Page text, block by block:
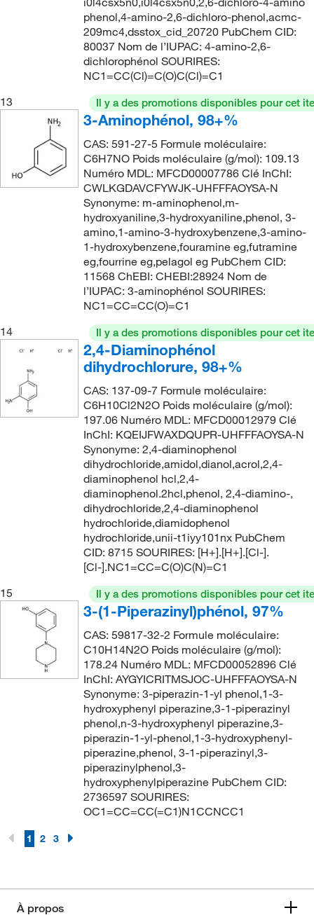
phenol,4-amino-2,6-dichloro-phenol,acmc-
209mc4,dsstox_cid_20720 PubChem CID:
80037 Nom de l’IUPAC: 4-amino-2,6-
dichlorophénol SOURIRES:
NC1=CC(Cl)=C(O)C(Cl)=C1
13
Il y a des promotions disponibles pour cet
3-Aminophénol, 98+%
CAS: 591-27-5 Formule moléculaire:
C6H7NO Poids moléculaire (g/mol): 109.13
Numéro MDL: MFCD00007786 Clé InChI:
CWLKGDAVCFYWJK-UHFFFAOYSA-N
Synonyme: m-aminophenol,m-
hydroxyaniline,3-hydroxyaniline,phenol, 3-
amino,1-amino-3-hydroxybenzene,3-amino-
1-hydroxybenzene,fouramine eg,futramine
eg,fourrine eg,pelagol eg PubChem CID:
11568 ChEBI: CHEBI:28924 Nom de
l’IUPAC: 3-aminophénol SOURIRES:
NC1=CC=CC(O)=C1
14
Il y a des promotions disponibles pour cet
2,4-Diaminophénol
dihydrochlorure, 98+%
CAS: 137-09-7 Formule moléculaire:
C6H10Cl2N2O Poids moléculaire (g/mol):
197.06 Numéro MDL: MFCD00012979 Clé
InChI: KQEIJFWAXDQUPR-UHFFFAOYSA-N
Synonyme: 2,4-diaminophenol
dihydrochloride,amidol,dianol,acrol,2,4-
diaminophenol hcl,2,4-
diaminophenol.2hcl,phenol, 2,4-diamino-,
dihydrochloride,2,4-diaminophenol
hydrochloride,diamidophenol
hydrochloride,unii-t1iyy101nx PubChem
CID: 8715 SOURIRES: [H+].[H+].[Cl-].
[Cl-].NC1=CC=C(O)C(N)=C1
15
Il y a des promotions disponibles pour cet
3-(1-Piperazinyl)phénol, 97%
CAS: 59817-32-2 Formule moléculaire:
C10H14N2O Poids moléculaire (g/mol):
178.24 Numéro MDL: MFCD00052896 Clé
InChI: AYGYICRITMSJOC-UHFFFAOYSA-N
Synonyme: 3-piperazin-1-yl phenol,1-3-
hydroxyphenyl piperazine,3-1-piperazinyl
phenol,n-3-hydroxyphenyl piperazine,3-
piperazin-1-yl-phenol,1-3-hydroxyphenyl-
piperazine,phenol, 3-1-piperazinyl,3-
piperazinylphenol,3-
hydroxyphenylpiperazine PubChem CID:
2736597 SOURIRES:
OC1=CC=CC(=C1)N1CCNCC1
1 2 3
À propos